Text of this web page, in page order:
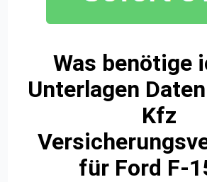
Was benötige
Unterlagen
Kfz
für Ford F-